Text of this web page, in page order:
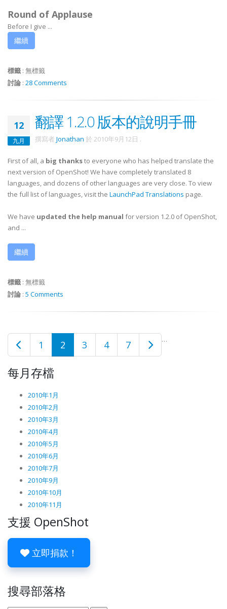
Round of Applause
Before I give ...
繼續
標籤 : 無標籤
討論 : 28 Comments
12
九月
翻譯 1.2.0 版本的說明手冊
撰寫者 Jonathan 於 2010年9月12日 .
First of all, a big thanksto everyone who has helped translate the
next version of OpenShot! We have completely translated 8
languages, and dozens of other languages are very close. To view
the full list of languages, visit the LaunchPad Translations page.
We have updated the help manual for version 1.2.0 of OpenShot,
and ...
繼續
標籤 : 無標籤
討論 : 5 Comments
1 2 3 4 …
7
每月存檔
2010年1月
2010年2月
2010年3月
2010年4月
2010年5月
2010年6月
2010年7月
2010年9月
2010年10月
2010年11月
支援 OpenShot
立即捐款！
搜尋部落格